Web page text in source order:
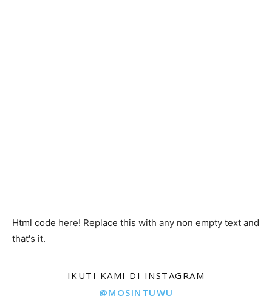
Html code here! Replace this with any non empty text and
that's it.
IKUTI KAMI DI INSTAGRAM
@MOSINTUWU